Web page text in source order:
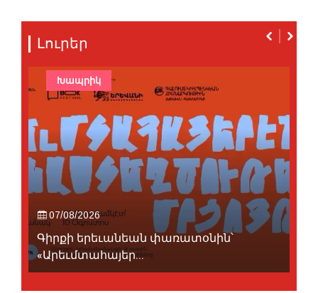
Լուրեր
07/08/2026
Գիրքի երեւանեան փառատօնին՝
«Արեւմտահայեր...
Խապրիկ